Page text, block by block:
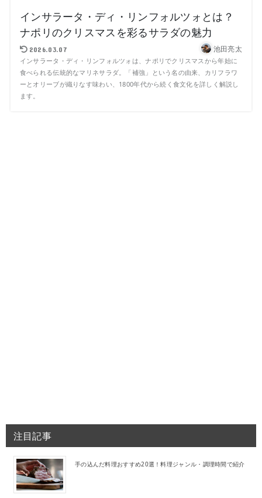
インサラータ・ディ・リンフォルツォとは？
ナポリのクリスマスを彩るサラダの魅力
2026.03.07 池田亮太
インサラータ・ディ・リンフォルツォは、ナポリでクリスマスから年始に
食べられる伝統的なマリネサラダ。「補強」という名の由来、カリフラワ
ーとオリーブが織りなす味わい、1800年代から続く食文化を詳しく解説し
ます。
注目記事
手の込んだ料理おすすめ20選！料理ジャンル・調理時間で紹介